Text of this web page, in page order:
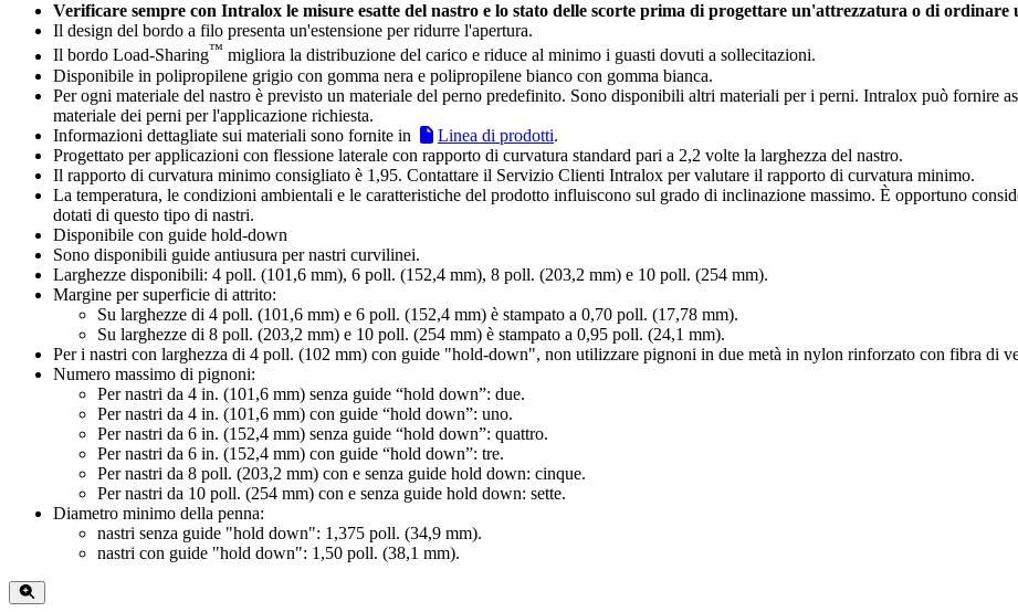
Verificare sempre con Intralox le misure esatte del nastro e lo stato delle scorte prima di progettare un'attrezzatura o di ordinare
Il design del bordo a filo presenta un'estensione per ridurre l'apertura.
Il bordo Load-Sharing™ migliora la distribuzione del carico e riduce al minimo i guasti dovuti a sollecitazioni.
Disponibile in polipropilene grigio con gomma nera e polipropilene bianco con gomma bianca.
Per ogni materiale del nastro è previsto un materiale del perno predefinito. Sono disponibili altri materiali per i perni. Intralox può fornire
materiale dei perni per l'applicazione richiesta.
Informazioni dettagliate sui materiali sono fornite in
Linea di prodotti.
Progettato per applicazioni con flessione laterale con rapporto di curvatura standard pari a 2,2 volte la larghezza del nastro.
Il rapporto di curvatura minimo consigliato è 1,95. Contattare il Servizio Clienti Intralox per valutare il rapporto di curvatura minimo.
La temperatura, le condizioni ambientali e le caratteristiche del prodotto influiscono sul grado di inclinazione massimo. È opportuno
dotati di questo tipo di nastri.
Disponibile con guide hold-down
Sono disponibili guide antiusura per nastri curvilinei.
Larghezze disponibili: 4 poll. (101,6 mm), 6 poll. (152,4 mm), 8 poll. (203,2 mm) e 10 poll. (254 mm).
Margine per superficie di attrito:
Su larghezze di 4 poll. (101,6 mm) e 6 poll. (152,4 mm) è stampato a 0,70 poll. (17,78 mm).
Su larghezze di 8 poll. (203,2 mm) e 10 poll. (254 mm) è stampato a 0,95 poll. (24,1 mm).
Per i nastri con larghezza di 4 poll. (102 mm) con guide "hold-down", non utilizzare pignoni in due metà in nylon rinforzato con fibra di
Numero massimo di pignoni:
Per nastri da 4 in. (101,6 mm) senza guide “hold down”: due.
Per nastri da 4 in. (101,6 mm) con guide “hold down”: uno.
Per nastri da 6 in. (152,4 mm) senza guide “hold down”: quattro.
Per nastri da 6 in. (152,4 mm) con guide “hold down”: tre.
Per nastri da 8 poll. (203,2 mm) con e senza guide hold down: cinque.
Per nastri da 10 poll. (254 mm) con e senza guide hold down: sette.
Diametro minimo della penna:
nastri senza guide "hold down": 1,375 poll. (34,9 mm).
nastri con guide "hold down": 1,50 poll. (38,1 mm).